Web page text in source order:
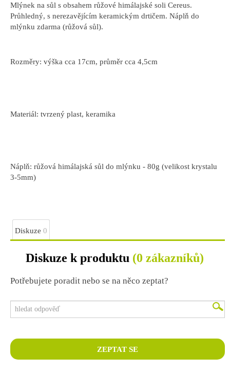
Mlýnek na sůl s obsahem růžové himálajské soli Cereus.
Průhledný, s nerezavějícím keramickým drtičem. Náplň do
mlýnku zdarma (růžová sůl).
Rozměry: výška cca 17cm, průměr cca 4,5cm
Materiál: tvrzený plast, keramika
Náplň: růžová himálajská sůl do mlýnku - 80g (velikost krystalu
3-5mm)
Diskuze 0
Diskuze k produktu (0 zákazníků)
Potřebujete poradit nebo se na něco zeptat?